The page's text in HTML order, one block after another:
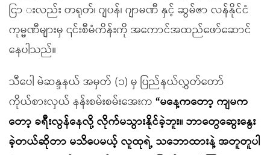
ငြာ းလည်း တရုတ်၊ ဂျပန်၊ ဂျာမဏီ နှင့် ဆွမ်ဇာ လန်နိုင်ငံ
ကုမ္မဏီများမှ ၎င်းစီမံကိန်းကို အကောင်အထည်ဖော်ဆောင်
နေပါသည်။
သီပေါ မဲဆန္ဒနယ် အမှတ် (၁) မှ ပြည်နယ်လွှတ်တော်
ကိုယ်စားလှယ် နန်းစမ်းစမ်းအေးက “မနေ့ကတော့ ကျမက
တော့ ခရီးလွန်နေလို့ လိုက်မသွားနိုင်ခဲ့ဘူး။ ဘာတွေဆွေးနွေး
ခဲ့တယ်ဆိုတာ မသိပေမယ့် လူထုရဲ့ သဘောထားနဲ့ အတူတူပါ